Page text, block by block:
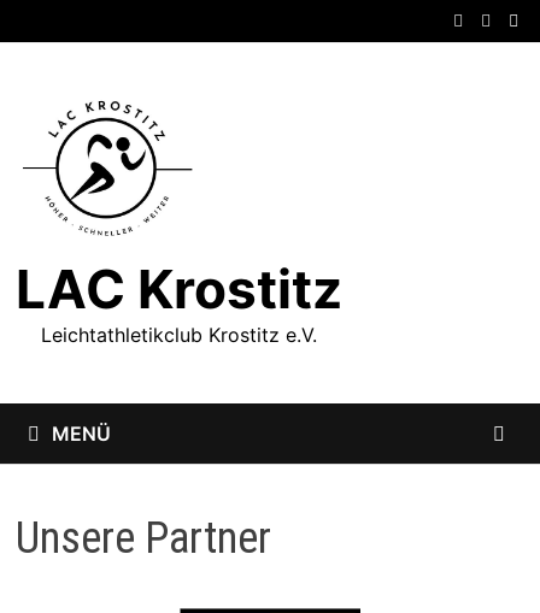
Inhalt
LAC Krostitz
Leichtathletikclub Krostitz e.V.
MENÜ
Unsere Partner